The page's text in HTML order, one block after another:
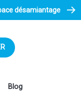
désamiantage
Blog